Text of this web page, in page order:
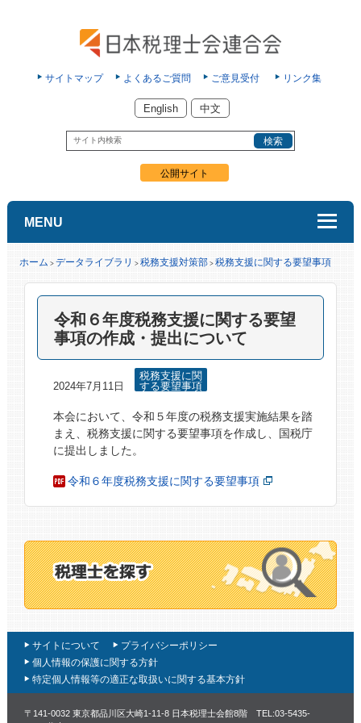
サイトマップ よくあるご質問 ご意見受付 リンク集
English 中文
公開サイト
MENU
ホーム > データライブラリ > 税務支援対策部> 税務支援に関する要望事項
令和６年度税務支援に関する要望
事項の作成・提出について
2024年7月11日
税務支援に関
する要望事項
本会において、令和５年度の税務支援実施結果を踏
まえ、税務支援に関する要望事項を作成し、国税庁
に提出しました。
令和６年度税務支援に関する要望事項
サイトについて
プライバシーポリシー
個人情報の保護に関する方針
特定個人情報等の適正な取扱いに関する基本方針
〒141-0032 東京都品川区大崎1-11-8 日本税理士会館8階 TEL:03-5435-